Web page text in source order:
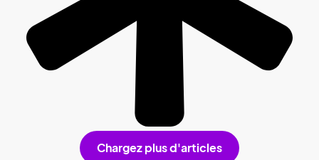
Chargez plus d'articles